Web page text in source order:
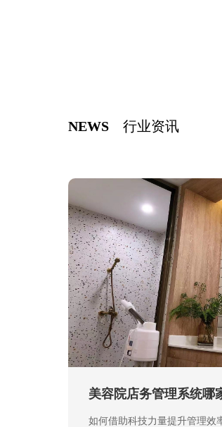
NEWS 行业资讯
美容院店务管理系统哪
如何借助科技力量提升管理效